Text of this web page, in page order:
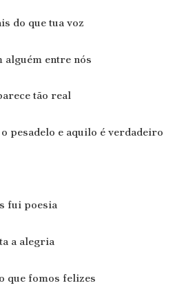
do que tua voz
alguém entre nós
tão real
pesadelo e aquilo é verdadeiro
fui poesia
a alegria
que fomos felizes